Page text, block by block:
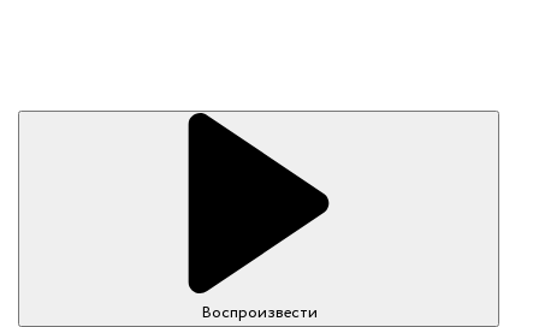
Воспроизвести